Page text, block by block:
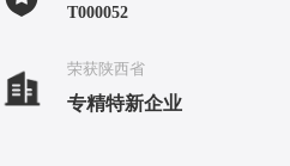
T000052
荣获陕西省
专精特新企业